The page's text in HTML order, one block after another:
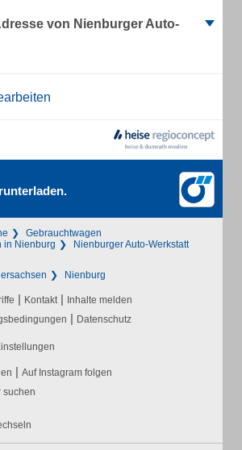
von Nienburger Auto-
Gebrauchtwagen
in Nienburg
Nienburger Auto-Werkstatt
Nienburg
| Kontakt | Inhalte melden
| Datenschutz
| Auf Instagram folgen
suchen